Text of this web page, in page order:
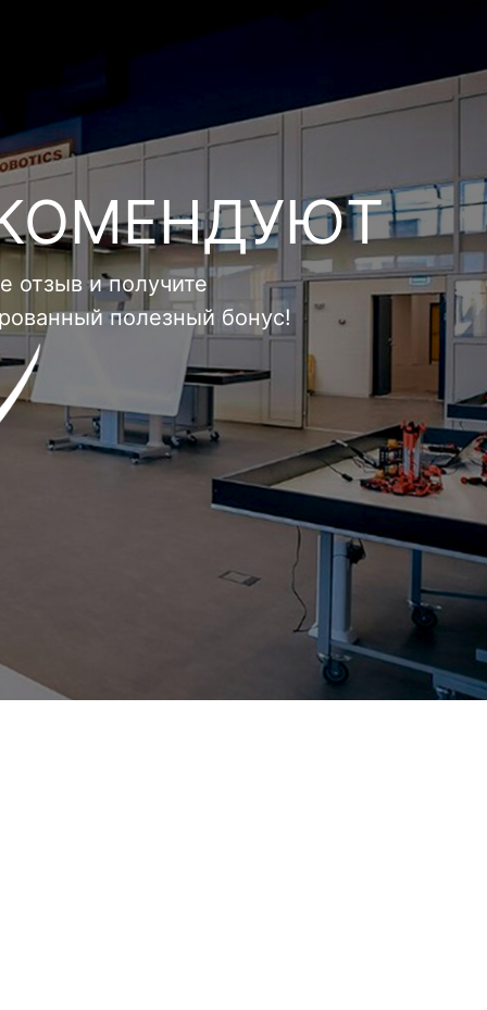
отзыв и получите
полезный бонус!